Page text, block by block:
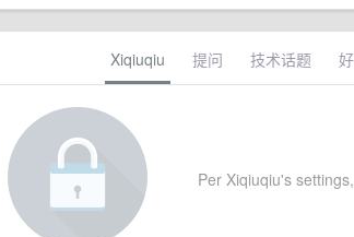
Xiqiuqiu 提问 技术话题
Per Xiqiuqiu's